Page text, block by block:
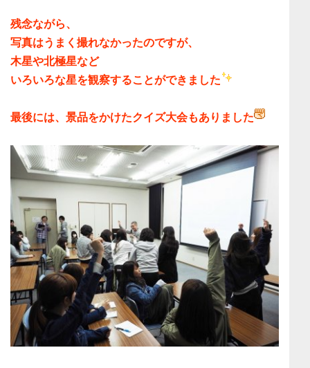
残念ながら、
写真はうまく撮れなかったのですが、
木星や北極星など
いろいろな星を観察することができました
最後には、景品をかけたクイズ大会もありました